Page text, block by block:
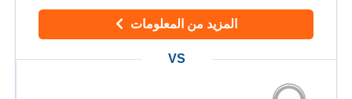
المزيد من المعلومات